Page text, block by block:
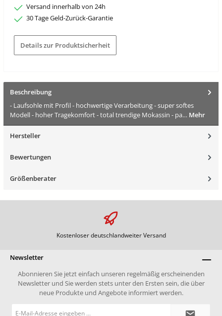
Versand innerhalb von 24h
30 Tage Geld-Zurück-Garantie
Details zur Produktsicherheit
Beschreibung
- Laufsohle mit Profil - hochwertige Verarbeitung - super softes
Modell - hoher Tragekomfort - total trendige Mokassin - pa… Mehr
Hersteller
Bewertungen
Größenberater
Kostenloser deutschlandweiter Versand
Newsletter
Abonnieren Sie jetzt einfach unseren regelmäßig erscheinenden
Newsletter und Sie werden stets unter den Ersten sein, die über
neue Produkte und Angebote informiert werden.